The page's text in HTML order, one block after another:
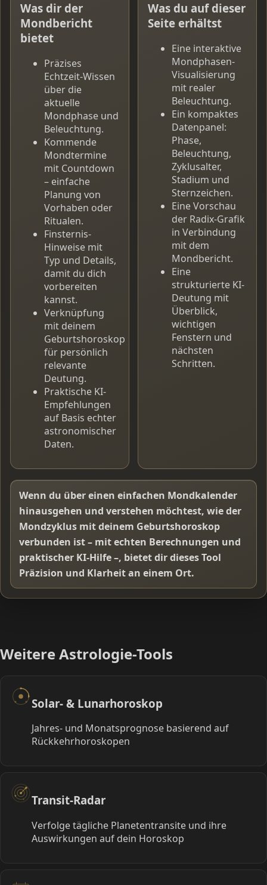
Was dir der
Mondbericht
bietet
Präzises
Echtzeit-Wissen
über die
aktuelle
Mondphase und
Beleuchtung.
Kommende
Mondtermine
mit Countdown
– einfache
Planung von
Vorhaben oder
Ritualen.
Finsternis-
Hinweise mit
Typ und Details,
damit du dich
vorbereiten
kannst.
Verknüpfung
mit deinem
Geburtshoroskop
für persönlich
relevante
Deutung.
Praktische KI-
Empfehlungen
auf Basis echter
astronomischer
Daten.
Was du auf dieser
Seite erhältst
Eine interaktive
Mondphasen-
Visualisierung
mit realer
Beleuchtung.
Ein kompaktes
Datenpanel:
Phase,
Beleuchtung,
Zyklusalter,
Stadium und
Sternzeichen.
Eine Vorschau
der Radix-Grafik
in Verbindung
mit dem
Mondbericht.
Eine
strukturierte KI-
Deutung mit
Überblick,
wichtigen
Fenstern und
nächsten
Schritten.
Wenn du über einen einfachen Mondkalender
hinausgehen und verstehen möchtest, wie der
Mondzyklus mit deinem Geburtshoroskop
verbunden ist – mit echten Berechnungen und
praktischer KI-Hilfe –, bietet dir dieses Tool
Präzision und Klarheit an einem Ort.
Weitere Astrologie-Tools
Solar- & Lunarhoroskop
Jahres- und Monatsprognose basierend auf
Rückkehrhoroskopen
Transit-Radar
Verfolge tägliche Planetentransite und ihre
Auswirkungen auf dein Horoskop